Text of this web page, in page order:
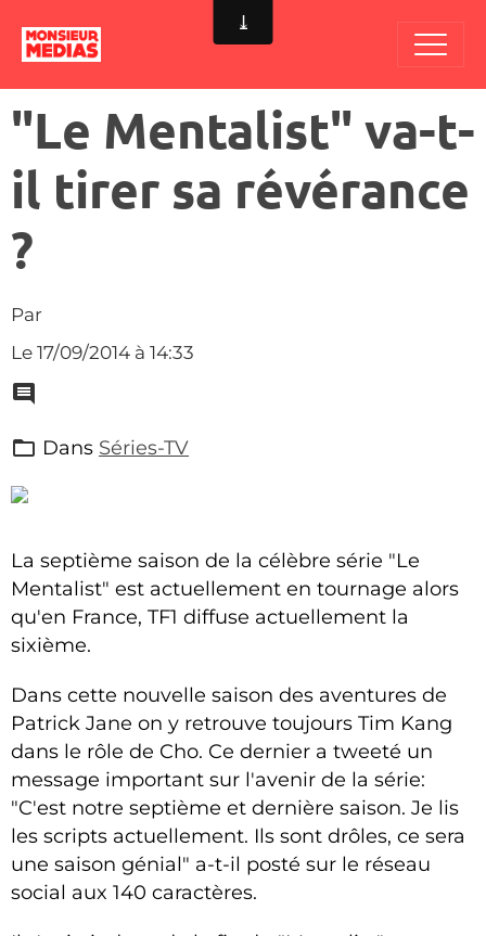
"Le Mentalist" va-t-
il tirer sa révérance
?
Par
Le 17/09/2014 à 14:33
Dans Séries-TV
La septième saison de la célèbre série "Le
Mentalist" est actuellement en tournage alors
qu'en France, TF1 diffuse actuellement la
sixième.
Dans cette nouvelle saison des aventures de
Patrick Jane on y retrouve toujours Tim Kang
dans le rôle de Cho. Ce dernier a tweeté un
message important sur l'avenir de la série:
"C'est notre septième et dernière saison. Je lis
les scripts actuellement. Ils sont drôles, ce sera
une saison génial" a-t-il posté sur le réseau
social aux 140 caractères.